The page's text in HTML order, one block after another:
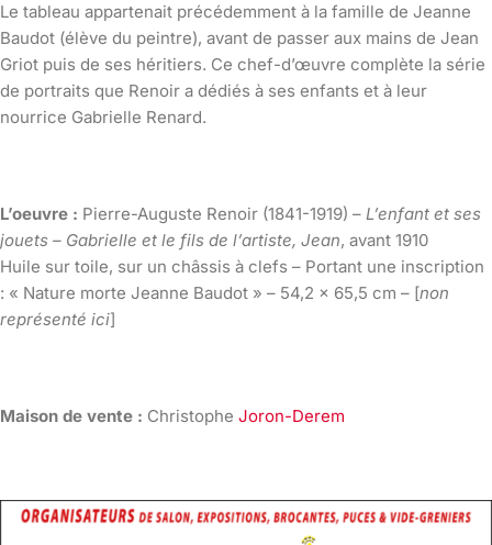
Le tableau appartenait précédemment à la famille de Jeanne
Baudot (élève du peintre), avant de passer aux mains de Jean
Griot puis de ses héritiers. Ce chef-d’œuvre complète la série
de portraits que Renoir a dédiés à ses enfants et à leur
nourrice Gabrielle Renard.
L’oeuvre : Pierre-Auguste Renoir (1841-1919) – L’enfant et ses
jouets – Gabrielle et le fils de l’artiste, Jean, avant 1910
Huile sur toile, sur un châssis à clefs – Portant une inscription
: « Nature morte Jeanne Baudot » – 54,2 x 65,5 cm – [non
représenté ici]
Maison de vente : Christophe Joron-Derem